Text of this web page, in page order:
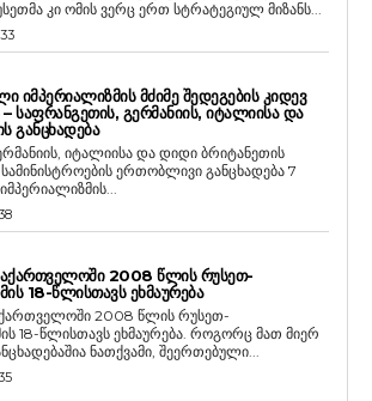
კი ომის ვერც ერთ სტრატეგიულ მიზანს...
ᲘᲛᲞᲔᲠᲘᲐᲚᲘᲖᲛᲘᲡ ᲛᲫᲘᲛᲔ ᲨᲔᲓᲔᲒᲔᲑᲘᲡ ᲙᲘᲓᲔᲕ
– ᲡᲐᲤᲠᲐᲜᲒᲔᲗᲘᲡ, ᲒᲔᲠᲛᲐᲜᲘᲘᲡ, ᲘᲢᲐᲚᲘᲘᲡᲐ ᲓᲐ
ᲒᲐᲜᲪᲮᲐᲓᲔᲑᲐ
იტალიისა და დიდი ბრიტანეთის
ერთობლივი განცხადება 7
2008 ᲬᲚᲘᲡ ᲠᲣᲡᲔᲗ-
18-ᲬᲚᲘᲡᲗᲐᲕᲡ ᲔᲮᲛᲐᲣᲠᲔᲑᲐ
2008 წლის რუსეთ-
ეხმაურება. როგორც მათ მიერ
ნათქვამი, შეერთებული...